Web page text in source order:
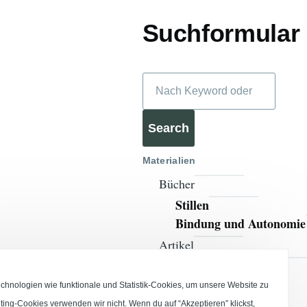
Suchformular
Materialien
Bücher
Stillen
Bindung und Autonomie
Artikel
Spiel mit Wasser und
Farbe
wie funktionale und Statistik-Cookies, um unsere Website zu
Cookies verwenden wir nicht. Wenn du auf “Akzeptieren” klickst,